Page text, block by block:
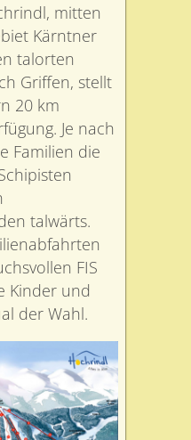
mitten
Kärntner
talorten
Griffen, stellt
20 km
Je nach
Familien die
talwärts.
FIS
Kinder und
der Wahl.